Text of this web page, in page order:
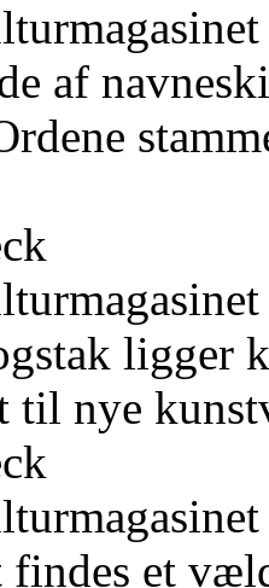
af
ligger
til nye
findes et